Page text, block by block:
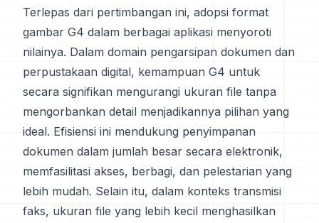
Terlepas dari pertimbangan ini, adopsi format
gambar G4 dalam berbagai aplikasi menyoroti
nilainya. Dalam domain pengarsipan dokumen dan
perpustakaan digital, kemampuan G4 untuk
secara signifikan mengurangi ukuran file tanpa
mengorbankan detail menjadikannya pilihan yang
ideal. Efisiensi ini mendukung penyimpanan
dokumen dalam jumlah besar secara elektronik,
memfasilitasi akses, berbagi, dan pelestarian yang
lebih mudah. Selain itu, dalam konteks transmisi
faks, ukuran file yang lebih kecil menghasilkan